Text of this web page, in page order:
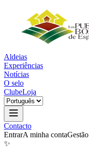
Aldeias
Experiências
Notícias
O selo
ClubeLoja
Contacto
EntrarA minha contaGestão
✨